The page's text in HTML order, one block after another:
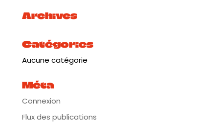
Archives
Catégories
Aucune catégorie
Méta
Connexion
Flux des publications